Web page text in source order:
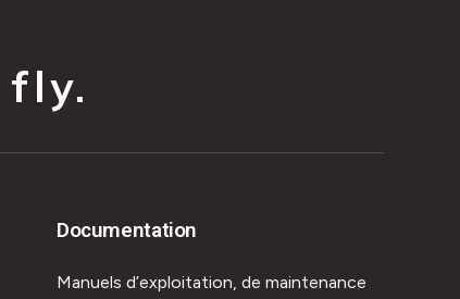
Documentation
Manuels d’exploitation, de maintenance